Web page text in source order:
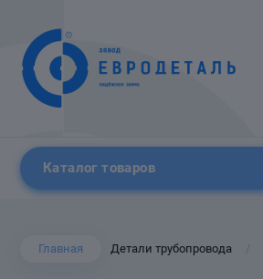
Каталог товаров
Главная Детали трубопровода